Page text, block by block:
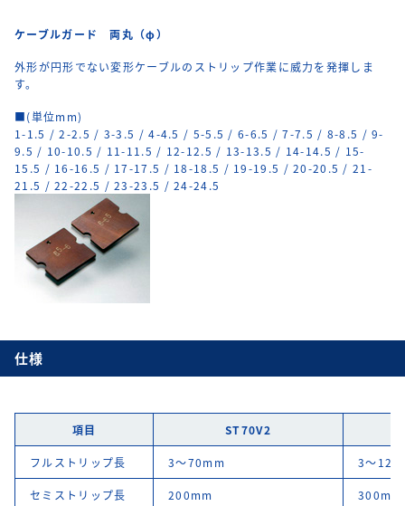
ケーブルガード 両丸（φ）
外形が円形でない変形ケーブルのストリップ作業に威力を発揮しま
す。
■(単位mm)
1-1.5 / 2-2.5 / 3-3.5 / 4-4.5 / 5-5.5 / 6-6.5 / 7-7.5 / 8-8.5 / 9-
9.5 / 10-10.5 / 11-11.5 / 12-12.5 / 13-13.5 / 14-14.5 / 15-
15.5 / 16-16.5 / 17-17.5 / 18-18.5 / 19-19.5 / 20-20.5 / 21-
21.5 / 22-22.5 / 23-23.5 / 24-24.5
仕様
項目 ST70V2
フルストリップ長 3～70mm 3～
セミストリップ長 200mm 300mm